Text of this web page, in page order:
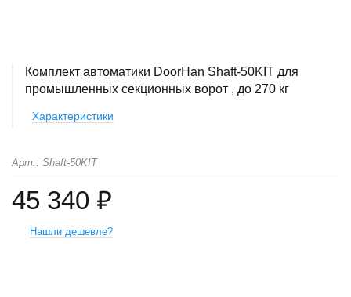
Комплект автоматики DoorHan Shaft-50KIT для
промышленных секционных ворот , до 270 кг
Характеристики
Арт.: Shaft-50KIT
45 340 ₽
Нашли дешевле?